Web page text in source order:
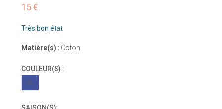
15 €
Très bon état
Matière(s) : Coton
COULEUR(S) :
BL